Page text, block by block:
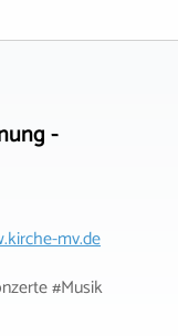
-
mv.de
#Musik